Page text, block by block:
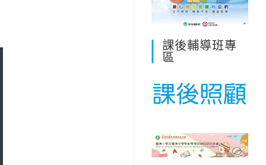
課後輔導班專
區